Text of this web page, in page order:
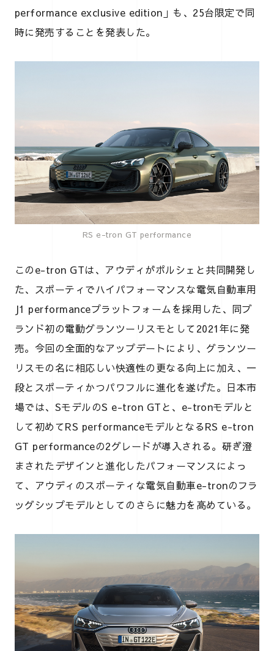
performance exclusive edition」も、25台限定で同
時に発売することを発表した。
RS e-tron GT performance
このe-tron GTは、アウディがポルシェと共同開発し
た、スポーティでハイパフォーマンスな電気自動車用
J1 performanceプラットフォームを採用した、同ブ
ランド初の電動グランツーリスモとして2021年に発
売。今回の全面的なアップデートにより、グランツー
リスモの名に相応しい快適性の更なる向上に加え、一
段とスポーティかつパワフルに進化を遂げた。日本市
場では、SモデルのS e-tron GTと、e-tronモデルと
して初めてRS performanceモデルとなるRS e-tron
GT performanceの2グレードが導入される。研ぎ澄
まされたデザインと進化したパフォーマンスによっ
て、アウディのスポーティな電気自動車e-tronのフラ
ッグシップモデルとしてのさらに魅力を高めている。